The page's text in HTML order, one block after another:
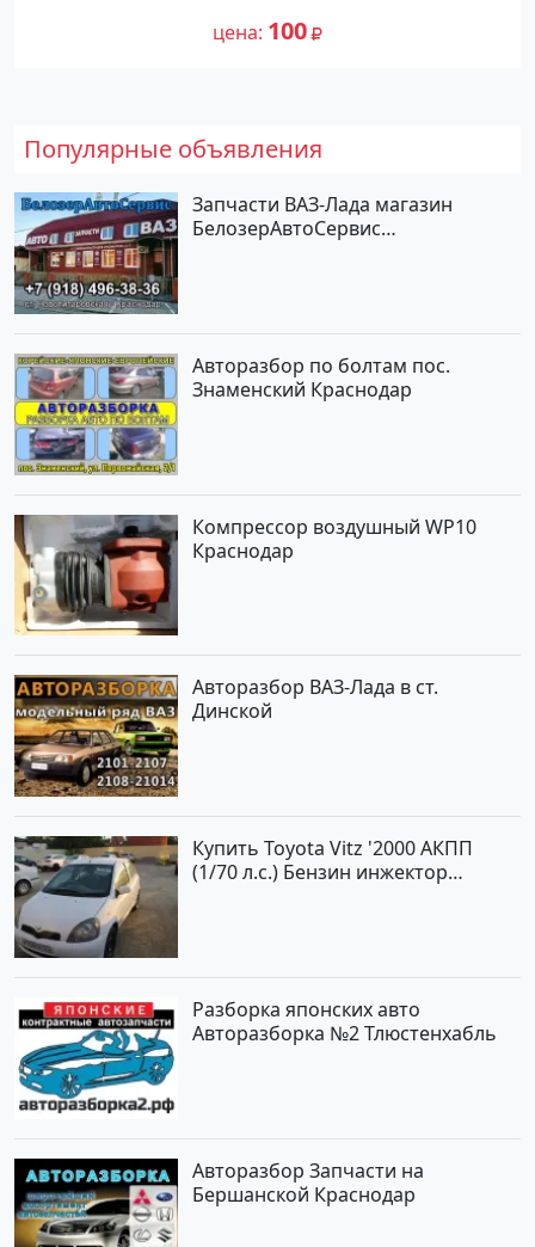
цена 100
Популярные объявления
Запчасти ВАЗ-Лада магазин
БелозерАвтоСервис
Авторазбор по болтам пос.
Знаменский Краснодар
Компрессор воздушный WP10
Краснодар
Авторазбор ВАЗ-Лада в ст.
Динской
Купить Toyota Vitz '2000 АКПП
(1/70 л.с.) Бензин инжектор
Разборка японских авто
Авторазборка №2 Тлюстенхабль
Авторазбор Запчасти на
Бершанской Краснодар